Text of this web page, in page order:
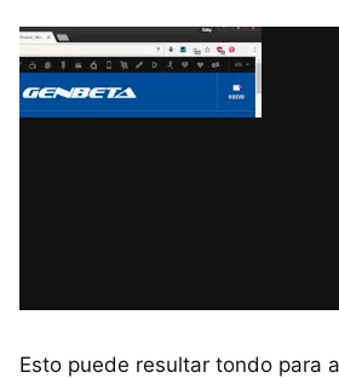
Esto puede resultar tondo para